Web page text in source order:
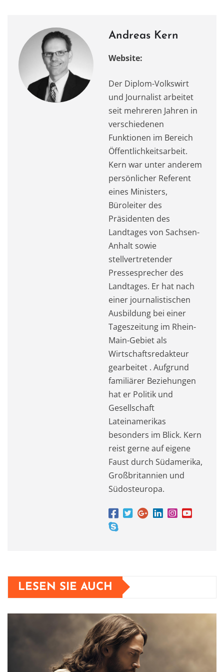
k Andreas Kern
Website:
Der Diplom-Volkswirt
und Journalist arbeitet
seit mehreren Jahren in
verschiedenen
Funktionen im Bereich
Öffentlichkeitsarbeit.
Kern war unter anderem
persönlicher Referent
eines Ministers,
Büroleiter des
Präsidenten des
Landtages von Sachsen-
Anhalt sowie
stellvertretender
Pressesprecher des
Landtages. Er hat nach
einer journalistischen
Ausbildung bei einer
Tageszeitung im Rhein-
Main-Gebiet als
Wirtschaftsredakteur
gearbeitet . Aufgrund
familiärer Beziehungen
hat er Politik und
Gesellschaft
Lateinamerikas
besonders im Blick. Kern
reist gerne auf eigene
Faust durch Südamerika,
Großbritannien und
Südosteuropa.
LESEN SIE AUCH